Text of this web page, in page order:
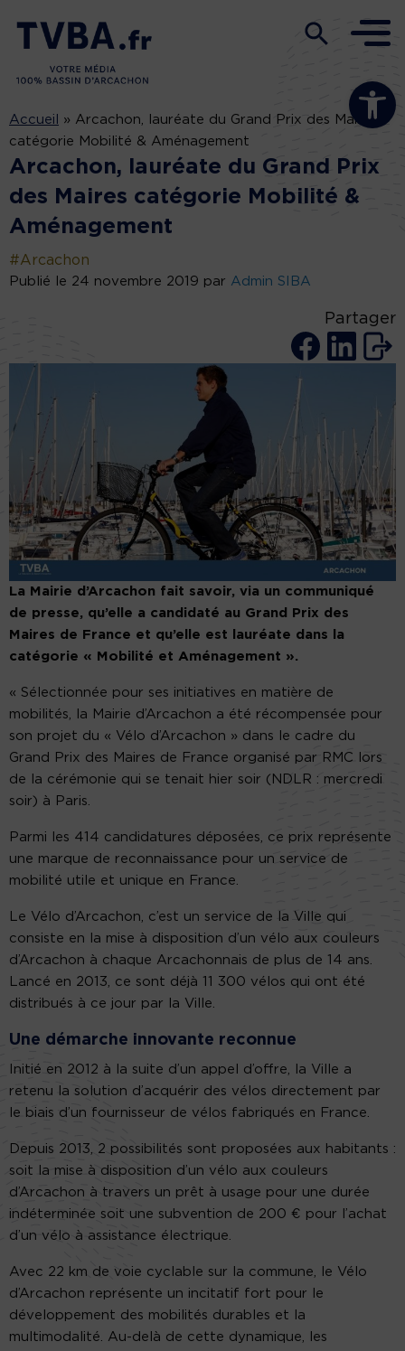
Ouvrir la
Accueil » Arcachon, lauréate du Grand Prix des Maires
catégorie Mobilité & Aménagement
Arcachon, lauréate du Grand Prix
des Maires catégorie Mobilité &
Aménagement
#Arcachon
Publié le 24 novembre 2019 par Admin SIBA
Partager
La Mairie d’Arcachon fait savoir, via un communiqué
de presse, qu’elle a candidaté au Grand Prix des
Maires de France et qu’elle est lauréate dans la
catégorie « Mobilité et Aménagement ».
« Sélectionnée pour ses initiatives en matière de
mobilités, la Mairie d’Arcachon a été récompensée pour
son projet du « Vélo d’Arcachon » dans le cadre du
Grand Prix des Maires de France organisé par RMC lors
de la cérémonie qui se tenait hier soir (NDLR : mercredi
soir) à Paris.
Parmi les 414 candidatures déposées, ce prix représente
une marque de reconnaissance pour un service de
mobilité utile et unique en France.
Le Vélo d’Arcachon, c’est un service de la Ville qui
consiste en la mise à disposition d’un vélo aux couleurs
d’Arcachon à chaque Arcachonnais de plus de 14 ans.
Lancé en 2013, ce sont déjà 11 300 vélos qui ont été
distribués à ce jour par la Ville.
Une démarche innovante reconnue
Initié en 2012 à la suite d’un appel d’offre, la Ville a
retenu la solution d’acquérir des vélos directement par
le biais d’un fournisseur de vélos fabriqués en France.
Depuis 2013, 2 possibilités sont proposées aux habitants :
soit la mise à disposition d’un vélo aux couleurs
d’Arcachon à travers un prêt à usage pour une durée
indéterminée soit une subvention de 200 € pour l’achat
d’un vélo à assistance électrique.
Avec 22 km de voie cyclable sur la commune, le Vélo
d’Arcachon représente un incitatif fort pour le
développement des mobilités durables et la
multimodalité. Au-delà de cette dynamique, les